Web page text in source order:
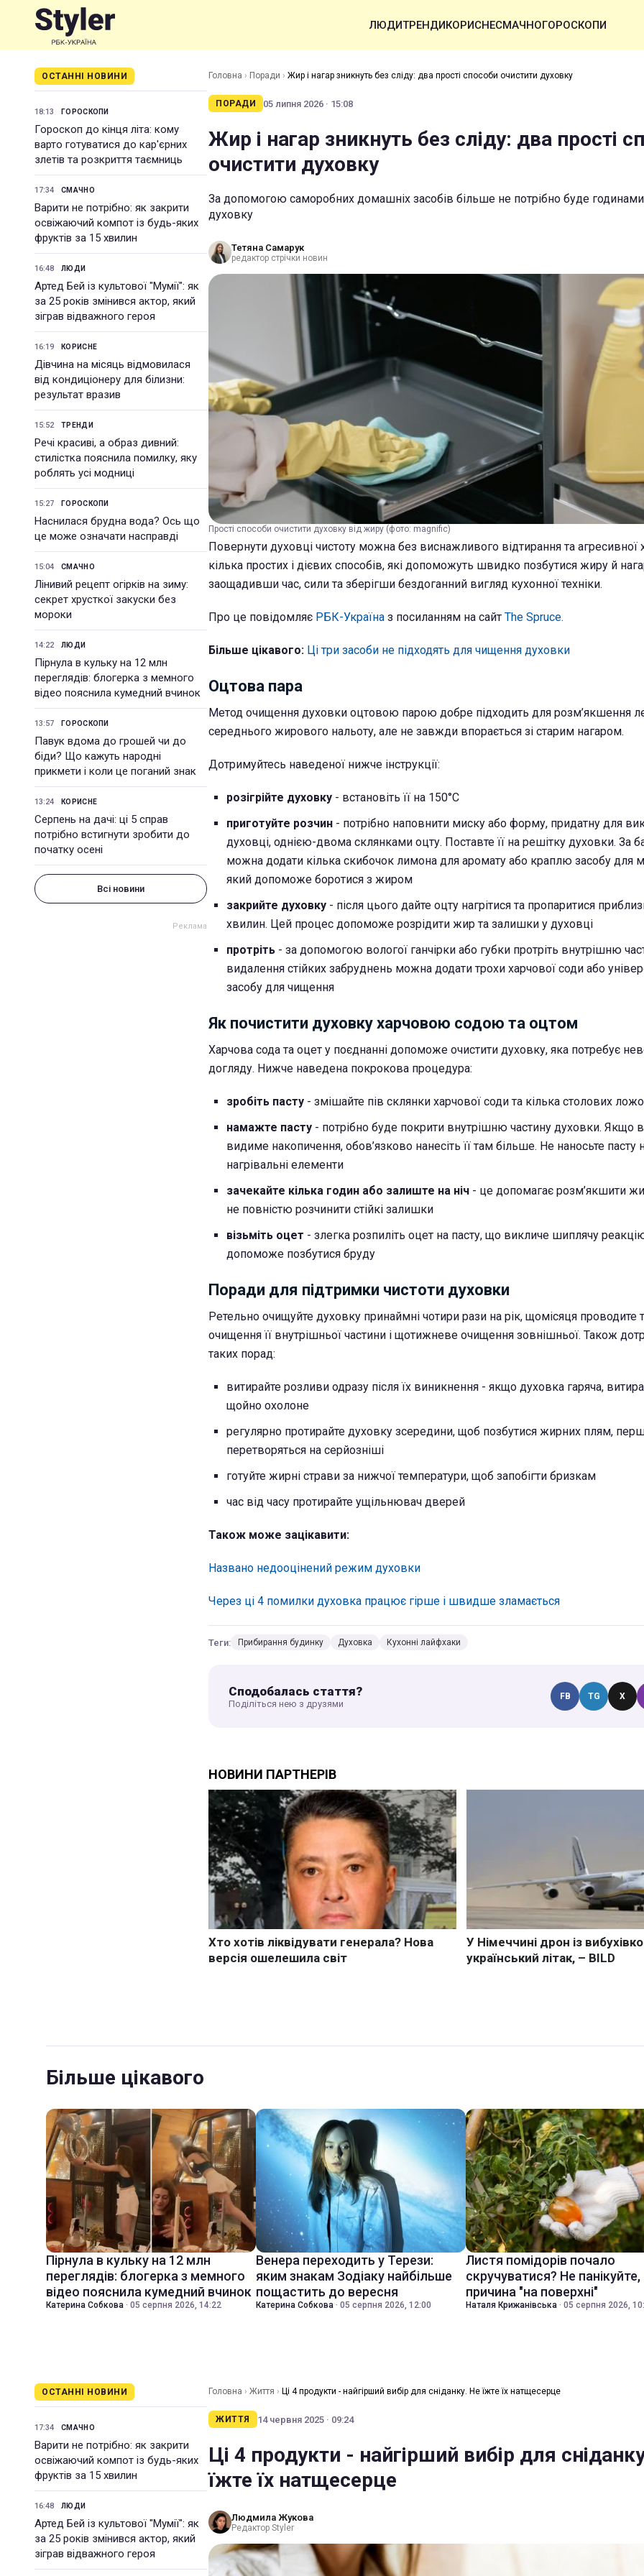
ЛЮДИТРЕНДИКОРИСНЕСМАЧНОГОРОСКОПИ
ОСТАННІ НОВИНИ
18:13 ГОРОСКОПИ
Гороскоп до кінця літа: кому
варто готуватися до кар'єрних
злетів та розкриття таємниць
17:34 СМАЧНО
Варити не потрібно: як закрити
освіжаючий компот із будь-яких
фруктів за 15 хвилин
16:48 ЛЮДИ
Артед Бей із культової "Мумії": як
за 25 років змінився актор, який
зіграв відважного героя
16:19 КОРИСНЕ
Дівчина на місяць відмовилася
від кондиціонеру для білизни:
результат вразив
15:52 ТРЕНДИ
Речі красиві, а образ дивний:
стилістка пояснила помилку, яку
роблять усі модниці
15:27 ГОРОСКОПИ
Наснилася брудна вода? Ось що
це може означати насправді
15:04 СМАЧНО
Лінивий рецепт огірків на зиму:
секрет хрусткої закуски без
мороки
14:22 ЛЮДИ
Пірнула в кульку на 12 млн
переглядів: блогерка з мемного
відео пояснила кумедний вчинок
13:57 ГОРОСКОПИ
Павук вдома до грошей чи до
біди? Що кажуть народні
прикмети і коли це поганий знак
13:24 КОРИСНЕ
Серпень на дачі: ці 5 справ
потрібно встигнути зробити до
початку осені
Всі новини
Головна › Поради › Жир і нагар зникнуть без сліду: два прості способи очистити духовку
ПОРАДИ 05 липня 2026 · 15:08
Жир і нагар зникнуть без сліду: два прості
очистити духовку
За допомогою саморобних домашніх засобів більше не потрібно буде
духовку
Тетяна Самарук
редактор стрічки новин
Прості способи очистити духовку від жиру (фото: magnific)
Повернути духовці чистоту можна без виснажливого відтирання та агресивної
кілька простих і дієвих способів, які допоможуть швидко позбутися жиру й
заощадивши час, сили та зберігши бездоганний вигляд кухонної техніки.
Про це повідомляє РБК-Україна з посиланням на сайт The Spruce.
Більше цікавого: Ці три засоби не підходять для чищення духовки
Оцтова пара
Метод очищення духовки оцтовою парою добре підходить для розм’якшення
середнього жирового нальоту, але не завжди впорається зі старим нагаром.
Дотримуйтесь наведеної нижче інструкції:
розігрійте духовку - встановіть її на 150°C
приготуйте розчин - потрібно наповнити миску або форму, придатну для
духовці, однією-двома склянками оцту. Поставте її на решітку духовки. За
можна додати кілька скибочок лимона для аромату або краплю засобу для
який допоможе боротися з жиром
закрийте духовку - після цього дайте оцту нагрітися та пропаритися
хвилин. Цей процес допоможе розрідити жир та залишки у духовці
протріть - за допомогою вологої ганчірки або губки протріть внутрішню
видалення стійких забруднень можна додати трохи харчової соди або
засобу для чищення
Як почистити духовку харчовою содою та оцтом
Харчова сода та оцет у поєднанні допоможе очистити духовку, яка потребує
догляду. Нижче наведена покрокова процедура:
зробіть пасту - змішайте пів склянки харчової соди та кілька столових
намажте пасту - потрібно буде покрити внутрішню частину духовки. Якщо
видиме накопичення, обов’язково нанесіть її там більше. Не наносьте пасту
нагрівальні елементи
зачекайте кілька годин або залиште на ніч - це допомагає розм’якшити
не повністю розчинити стійкі залишки
візьміть оцет - злегка розпиліть оцет на пасту, що викличе шиплячу
допоможе позбутися бруду
Поради для підтримки чистоти духовки
Ретельно очищуйте духовку принаймні чотири рази на рік, щомісяця проводите
очищення її внутрішньої частини і щотижневе очищення зовнішньої. Також
таких порад:
витирайте розливи одразу після їх виникнення - якщо духовка гаряча,
щойно охолоне
регулярно протирайте духовку зсередини, щоб позбутися жирних плям,
перетворяться на серйозніші
готуйте жирні страви за нижчої температури, щоб запобігти бризкам
час від часу протирайте ущільнювач дверей
Також може зацікавити:
Названо недооцінений режим духовки
Через ці 4 помилки духовка працює гірше і швидше зламається
Теги: Прибирання будинку Духовка Кухонні лайфхаки
Сподобалась стаття?
Поділіться нею з друзями
FB TG X
Більше цікавого
Пірнула в кульку на 12 млн
переглядів: блогерка з мемного
відео пояснила кумедний вчинок
Катерина Собкова · 05 серпня 2026, 14:22
Венера переходить у Терези:
яким знакам Зодіаку найбільше
пощастить до вересня
Катерина Собкова · 05 серпня 2026, 12:00
Листя помідорів почало
скручуватися? Не панікуйте,
причина "на поверхні"
Наталя Крижанівська · 05 серпня 2026,
ОСТАННІ НОВИНИ
17:34 СМАЧНО
Варити не потрібно: як закрити
освіжаючий компот із будь-яких
фруктів за 15 хвилин
16:48 ЛЮДИ
Артед Бей із культової "Мумії": як
за 25 років змінився актор, який
зіграв відважного героя
Головна › Життя › Ці 4 продукти - найгірший вибір для сніданку. Не їжте їх натщесерце
ЖИТТЯ 14 червня 2025 · 09:24
Ці 4 продукти - найгірший вибір для
їжте їх натщесерце
Людмила Жукова
Редактор Styler